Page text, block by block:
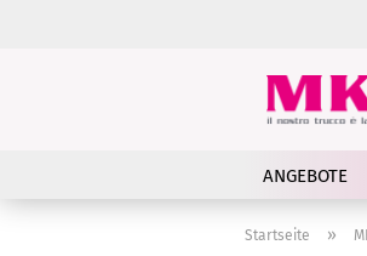
ANGEBOTE
Startseite »